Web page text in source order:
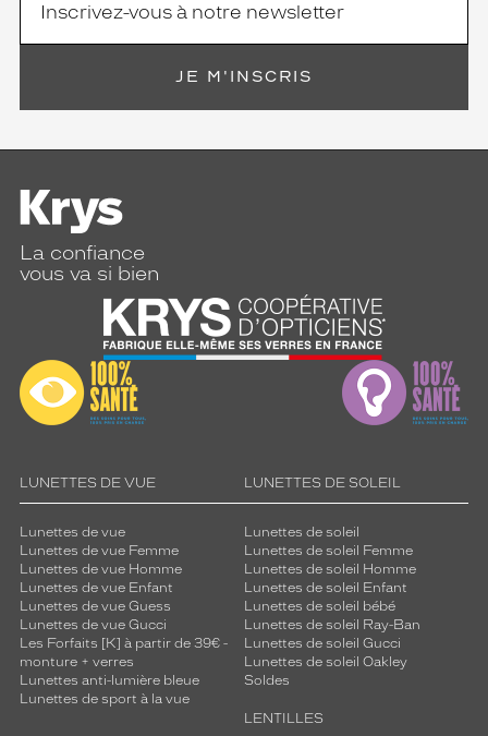
JE M'INSCRIS
La confiance
vous va si bien
LUNETTES DE VUE
Lunettes de vue
Lunettes de vue Femme
Lunettes de vue Homme
Lunettes de vue Enfant
Lunettes de vue Guess
Lunettes de vue Gucci
Les Forfaits [K] à partir de 39€ -
monture + verres
Lunettes anti-lumière bleue
Lunettes de sport à la vue
LUNETTES DE SOLEIL
Lunettes de soleil
Lunettes de soleil Femme
Lunettes de soleil Homme
Lunettes de soleil Enfant
Lunettes de soleil bébé
Lunettes de soleil Ray-Ban
Lunettes de soleil Gucci
Lunettes de soleil Oakley
Soldes
LENTILLES